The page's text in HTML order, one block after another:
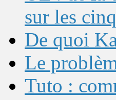
sur les
De quoi
Le
Tuto :